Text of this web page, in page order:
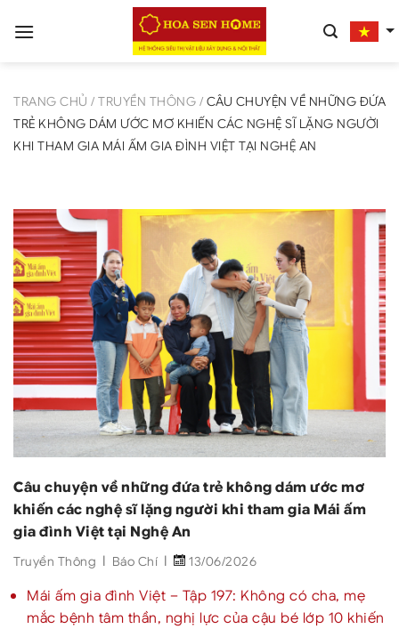
qua
TRANG CHỦ / TRUYỀN THÔNG / CÂU CHUYỆN VỀ NHỮNG ĐỨA
TRẺ KHÔNG DÁM ƯỚC MƠ KHIẾN CÁC NGHỆ SĨ LẶNG NGƯỜI
KHI THAM GIA MÁI ẤM GIA ĐÌNH VIỆT TẠI NGHỆ AN
Câu chuyện về những đứa trẻ không dám ước mơ
khiến các nghệ sĩ lặng người khi tham gia Mái ấm
gia đình Việt tại Nghệ An
Truyền Thông Báo Chí 13/06/2026
Mái ấm gia đình Việt – Tập 197: Không có cha, mẹ
mắc bệnh tâm thần, nghị lực của cậu bé lớp 10 khiến